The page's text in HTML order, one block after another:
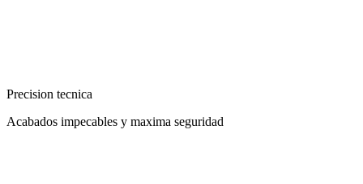
Precision tecnica
Acabados impecables y maxima seguridad